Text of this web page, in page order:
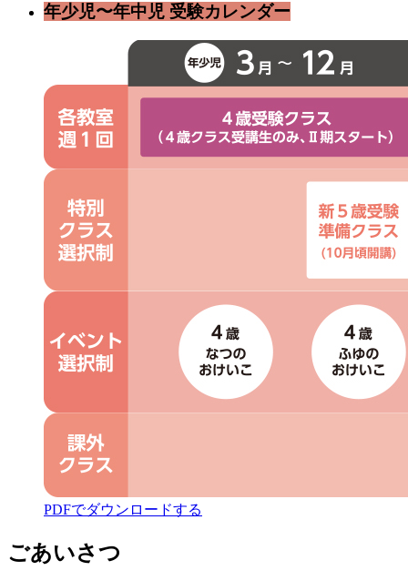
年少児〜年中児 受験カレンダー
PDFでダウンロードする
ごあいさつ